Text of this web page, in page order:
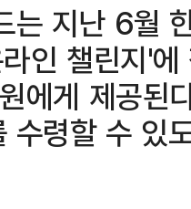
는 지난 6월
인 챌린지'
에게 제공된
수령할 수 있